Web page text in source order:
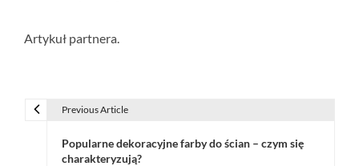
Artykuł partnera.
Previous Article
Popularne dekoracyjne farby do ścian – czym się
charakteryzują?